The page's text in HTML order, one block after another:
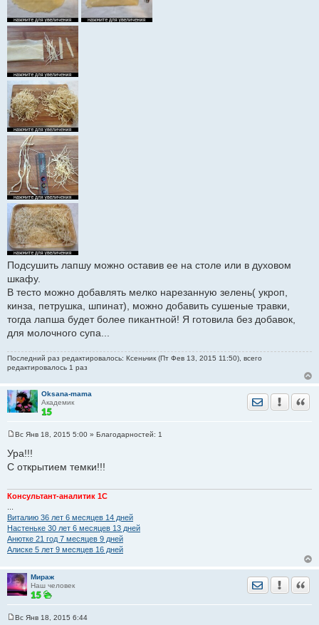
Подсушить лапшу можно оставив ее на столе или в духовом
шкафу.
В тесто можно добавлять мелко нарезанную зелень( укроп,
кинза, петрушка, шпинат), можно добавить сушеные травки,
тогда лапша будет более пикантной! Я готовила без добавок,
для молочного супа...
Последний раз редактировалось: Ксеньчик (Пт Фев 13, 2015 11:50), всего
редактировалось 1 раз
Oksana-mama
Академик
Отправить
о
б
н
и
Вс Янв 18, 2015 5:00 » Благодарностей: 1
Ура!!!
С открытием темки!!!
Консультант-аналитик 1С
Виталию 36 лет 6 месяцев 14 дней
Настеньке 30 лет 6 месяцев 13 дней
Анютке 21 год 7 месяцев 9 дней
Алиске 5 лет 9 месяцев 16 дней
Мираж
Наш человек
Отправить
Вс Янв 18, 2015 6:44